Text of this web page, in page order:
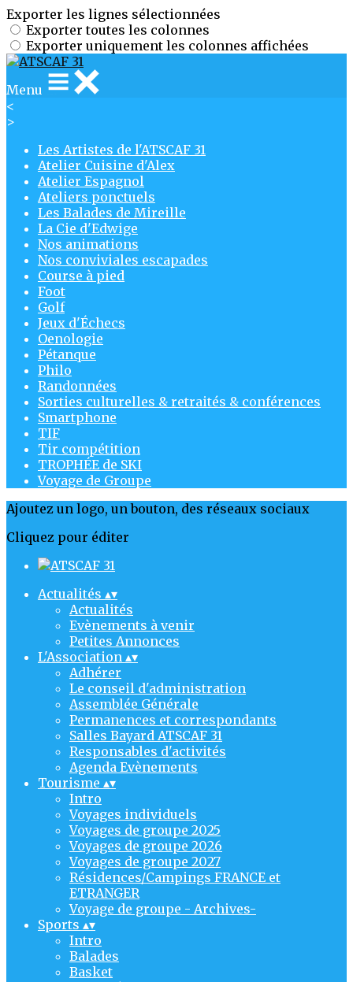
Exporter les lignes sélectionnées
Exporter toutes les colonnes
Exporter uniquement les colonnes affichées
Menu
<
>
Les Artistes de l'ATSCAF 31
Atelier Cuisine d'Alex
Atelier Espagnol
Ateliers ponctuels
Les Balades de Mireille
La Cie d'Edwige
Nos animations
Nos conviviales escapades
Course à pied
Foot
Golf
Jeux d'Échecs
Oenologie
Pétanque
Philo
Randonnées
Sorties culturelles & retraités & conférences
Smartphone
TIF
Tir compétition
TROPHÉE de SKI
Voyage de Groupe
Ajoutez un logo, un bouton, des réseaux sociaux
Cliquez pour éditer
Actualités ▴▾
Actualités
Evènements à venir
Petites Annonces
L'Association ▴▾
Adhérer
Le conseil d'administration
Assemblée Générale
Permanences et correspondants
Salles Bayard ATSCAF 31
Responsables d'activités
Agenda Evènements
Tourisme ▴▾
Intro
Voyages individuels
Voyages de groupe 2025
Voyages de groupe 2026
Voyages de groupe 2027
Résidences/Campings FRANCE et
ETRANGER
Voyage de groupe - Archives-
Sports ▴▾
Intro
Balades
Basket